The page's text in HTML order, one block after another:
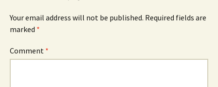
Your email address will not be published. Required fields are
marked *
Comment *